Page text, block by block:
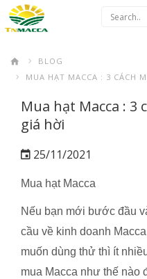
BLOG
MUA HẠT MACCA : 3 CÁCH
Mua hạt Macca : 3
giá hời
25/11/2021
Mua hạt Macca
Nếu bạn mới bước đầu
cầu về kinh doanh
muốn dùng thử thì ít
mua Macca như thế nào